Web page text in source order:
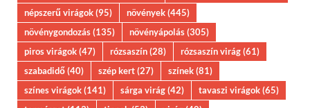
népszerű virágok(95) növények(445)
növénygondozás(135) növényápolás(305)
piros virágok(47) rózsaszín(28) rózsaszín virág(61)
szabadidő(40) szép kert(27) színek(81)
színes virágok(141) sárga virág(42) tavaszi virágok(65)